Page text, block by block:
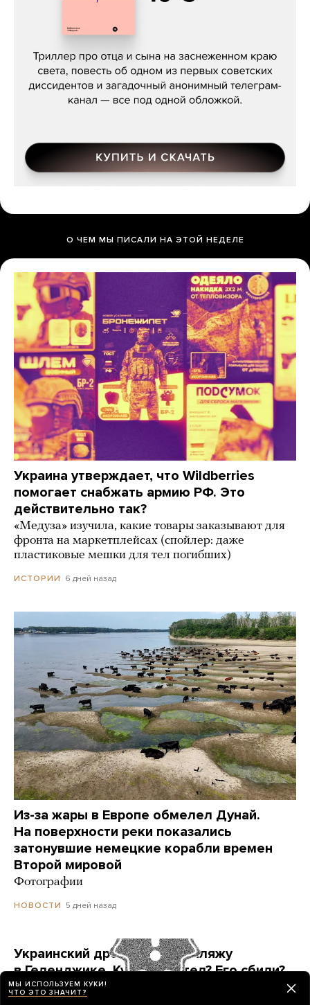
Даниил Туровский, «Разрыв»
О ЧЕМ МЫ ПИСАЛИ НА ЭТОЙ НЕДЕЛЕ
Украина утверждает, что Wildberries
помогает снабжать армию РФ. Это
действительно так?
«Медуза» изучила, какие товары заказывают для
фронта на маркетплейсах (спойлер: даже
пластиковые мешки для тел погибших)
ИСТОРИИ 6 дней назад
Из-за жары в Европе обмелел Дунай.
На поверхности реки показались
затонувшие немецкие корабли времен
Второй мировой
Фотографии
НОВОСТИ 5 дней назад
Украинский дрон попал по пляжу
в Геленджике. Куда он летел? Его сбили?
Точных ответов нет. Но недалеко от места
МЫ ИСПОЛЬЗУЕМ КУКИ!
ЧТО ЭТО ЗНАЧИТ?